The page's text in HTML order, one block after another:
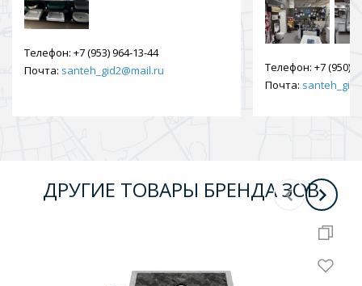
Телефон: +7 (953) 964-13-44
Почта: santeh_gid2@mail.ru Телефон: +7 (950)
Почта:
ДРУГИЕ ТОВАРЫ БРЕНДА ЗОВ